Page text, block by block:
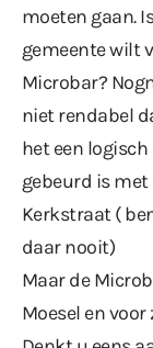
moeten gaan.
gemeente wilt
Microbar?
niet rendabel
het een
gebeurd is
Kerkstraat (
daar nooit)
Maar de
Moesel en